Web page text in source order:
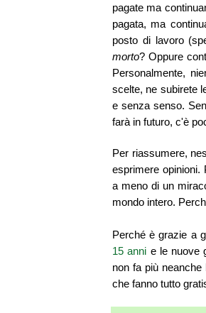
pagate ma
pagata, ma
posto di lavoro
morto? Oppure
Personalmente,
scelte, ne subirete
e senza senso.
farà in futuro, c'è
Per riassumere,
esprimere opinioni.
a meno di un
mondo intero. P
Perché è grazie a
15 anni ele nuove
non fa più
che fanno tutto